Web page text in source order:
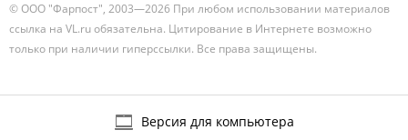
© ООО "Фарпост", 2003—2026 При любом использовании материалов
ссылка на VL.ru обязательна. Цитирование в Интернете возможно
только при наличии гиперссылки. Все права защищены.
Версия для компьютера